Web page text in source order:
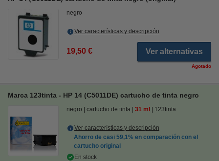
negro
Ver características y descripción
19,50 € Ver alternativas
Agotado
Marca 123tinta - HP 14 (C5011DE) cartucho de tinta negro
negro cartucho de tinta 31 ml 123tinta
Ver características y descripción
Ahorro de casi 59,1% en comparación con el
cartucho original
En stock